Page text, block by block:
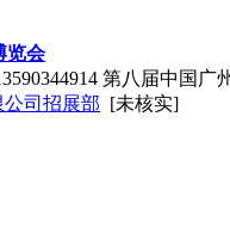
览会
第八届中国广
司招展部 [未核实]